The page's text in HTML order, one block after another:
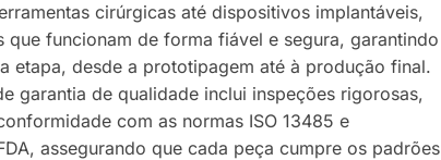
cirúrgicas até dispositivos implantáveis,
que funcionam de forma fiável e segura, garantindo
etapa, desde a prototipagem até à produção final.
garantia de qualidade inclui inspeções rigorosas,
com as normas ISO 13485 e
assegurando que cada peça cumpre os padrões